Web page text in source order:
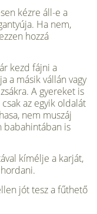
kéz­re áll-e a
Ha nem,
hozzá
kezd fájni a
a másik vállán vagy
A gyereket is
az egyik oldalát
nem muszáj
babahintában is
kímélje a karját,
jót tesz a fűthető